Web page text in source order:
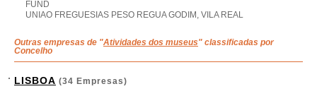
FUND
UNIAO FREGUESIAS PESO REGUA GODIM, VILA REAL
Outras empresas de "Atividades dos museus" classificadas por
Concelho
LISBOA (34 Empresas)